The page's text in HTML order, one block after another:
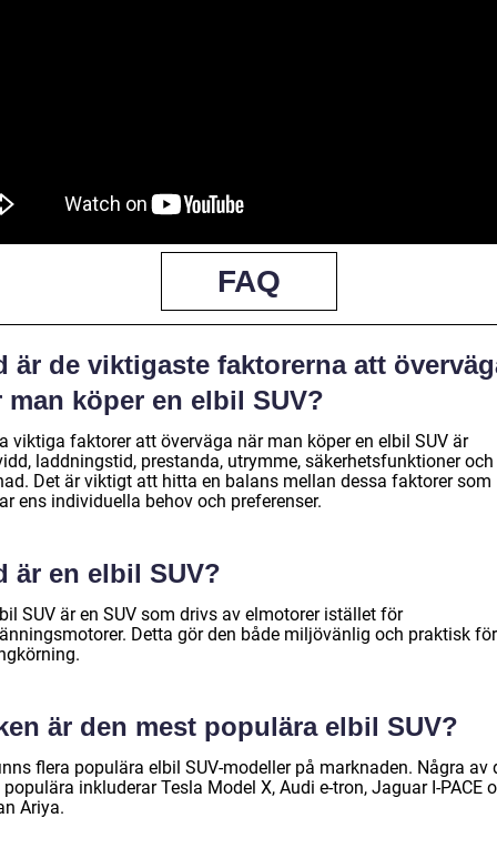
FAQ
är de viktigaste faktorerna att
man köper en elbil SUV?
viktiga faktorer att överväga när man köper en elbil SUV är
laddningstid, prestanda, utrymme, säkerhetsfunktioner och
Det är viktigt att hitta en balans mellan dessa faktorer som
ens individuella behov och preferenser.
är en elbil SUV?
SUV är en SUV som drivs av elmotorer istället för
Detta gör den både miljövänlig och praktisk för
är den mest populära elbil SUV?
flera populära elbil SUV-modeller på marknaden. Några av
inkluderar Tesla Model X, Audi e-tron, Jaguar I-PACE
Ariya.